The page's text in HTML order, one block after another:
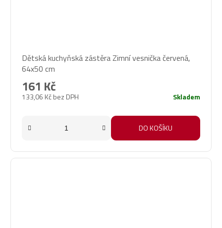
Dětská kuchyňská zástěra Zimní vesnička červená,
64x50 cm
133,06 Kč bez DPH
161 Kč
Skladem
DO KOŠÍKU